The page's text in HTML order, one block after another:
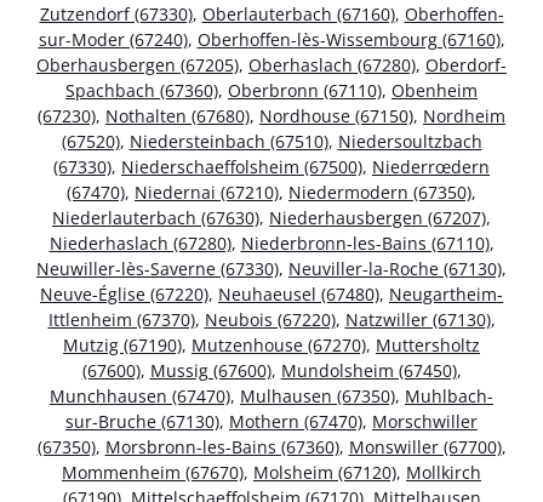
Zutzendorf (67330), Oberlauterbach (67160), Oberhoffen-
sur-Moder (67240), Oberhoffen-lès-Wissembourg (67160),
Oberhausbergen (67205), Oberhaslach (67280), Oberdorf-
Spachbach (67360), Oberbronn (67110), Obenheim
(67230), Nothalten (67680), Nordhouse (67150), Nordheim
(67520), Niedersteinbach (67510), Niedersoultzbach
(67330), Niederschaeffolsheim (67500), Niederrœdern
(67470), Niedernai (67210), Niedermodern (67350),
Niederlauterbach (67630), Niederhausbergen (67207),
Niederhaslach (67280), Niederbronn-les-Bains (67110),
Neuwiller-lès-Saverne (67330), Neuviller-la-Roche (67130),
Neuve-Église (67220), Neuhaeusel (67480), Neugartheim-
Ittlenheim (67370), Neubois (67220), Natzwiller (67130),
Mutzig (67190), Mutzenhouse (67270), Muttersholtz
(67600), Mussig (67600), Mundolsheim (67450),
Munchhausen (67470), Mulhausen (67350), Muhlbach-
sur-Bruche (67130), Mothern (67470), Morschwiller
(67350), Morsbronn-les-Bains (67360), Monswiller (67700),
Mommenheim (67670), Molsheim (67120), Mollkirch